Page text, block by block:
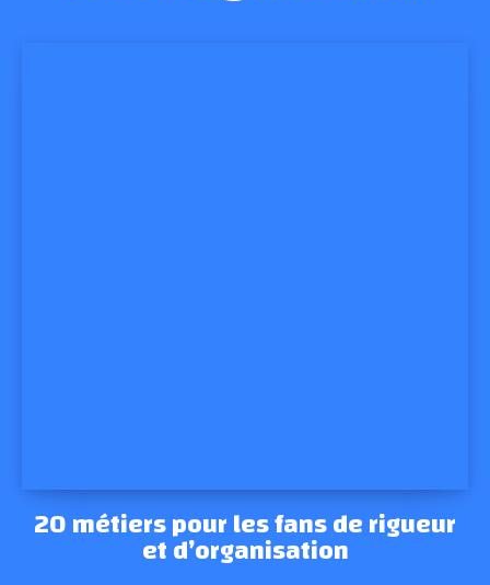
20 métiers pour les fans de rigueur
et d’organisation